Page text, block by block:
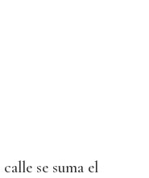
se suma el